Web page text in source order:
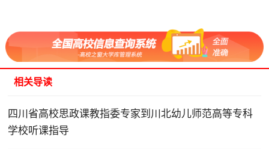
相关导读
四川省高校思政课教指委专家到川北幼儿师范高等专科
学校听课指导